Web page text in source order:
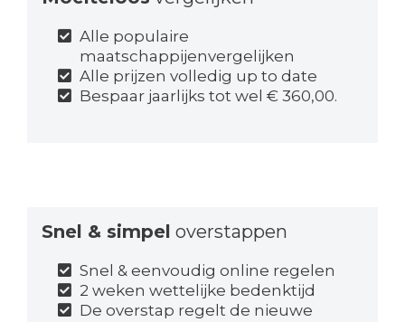
Alle populaire
maatschappijenvergelijken
Alle prijzen volledig up to date
Bespaar jaarlijks tot wel € 360,00.
Snel & simpel overstappen
Snel & eenvoudig online regelen
2 weken wettelijke bedenktijd
De overstap regelt de nieuwe